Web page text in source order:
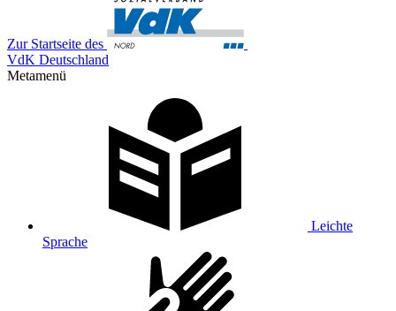
Zur Startseite des
VdK Deutschland
Metamenü
Leichte
Sprache